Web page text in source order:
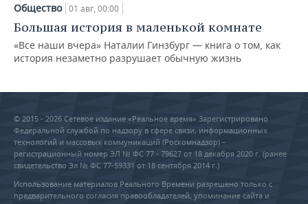
Общество 01 авг, 00:00
Большая история в маленькой комнате
«Все наши вчера» Наталии Гинзбург — книга о том, как
история незаметно разрушает обычную жизнь
© 2015 - 2026 Сетевое издание «Реальное время» Зарегистрировано
Федеральной службой по надзору в сфере связи, информационных
технологий и массовых коммуникаций (Роскомнадзор) –
регистрационный номер ЭЛ № ФС 77 - 79627 от 18 декабря 2020 г. (ранее
свидетельство Эл № ФС 77-59331 от 18 сентября 2014 г.)
Использование материалов Реального Времени разрешено только с
предварительного согласия правообладателей, упоминание сайта и